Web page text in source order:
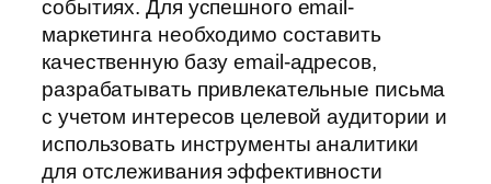
событиях. Для успешного email-
маркетинга необходимо составить
качественную базу email-адресов,
разрабатывать привлекательные письма
с учетом интересов целевой аудитории и
использовать инструменты аналитики
для отслеживания эффективности